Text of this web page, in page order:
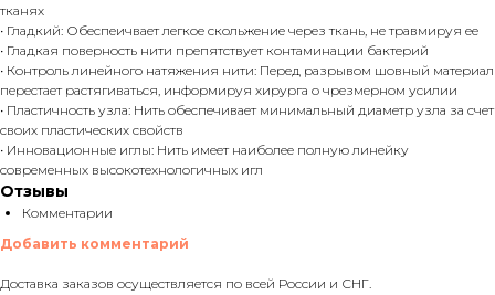
тканях
• Гладкий: Обеспеичвает легкое скольжение через ткань, не травмируя ее
• Гладкая поверность нити препятствует контаминации бактерий
• Контроль линейного натяжения нити: Перед разрывом шовный материал
перестает растягиваться, информируя хирурга о чрезмерном усилии
• Пластичность узла: Нить обеспечивает минимальный диаметр узла за счет
своих пластических свойств
• Инновационные иглы: Нить имеет наиболее полную линейку
современных высокотехнологичных игл
Отзывы
Комментарии
Добавить комментарий
Доставка заказов осуществляется по всей России и СНГ.